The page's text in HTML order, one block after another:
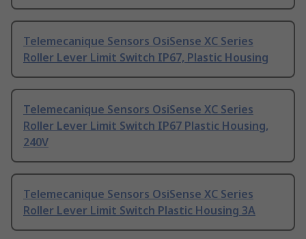
Telemecanique Sensors OsiSense XC Series
Roller Lever Limit Switch IP67, Plastic Housing
Telemecanique Sensors OsiSense XC Series
Roller Lever Limit Switch IP67 Plastic Housing,
240V
Telemecanique Sensors OsiSense XC Series
Roller Lever Limit Switch Plastic Housing 3A